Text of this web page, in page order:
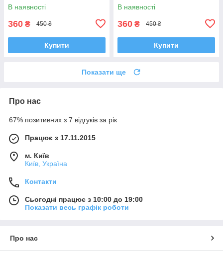
В наявності
360 ₴ 450 ₴
Купити
В наявності
360 ₴ 450 ₴
Купити
Показати ще
Про нас
67% позитивних з 7 відгуків за рік
Працює з 17.11.2015
м. Київ
Київ, Україна
Контакти
Сьогодні працює з 10:00 до 19:00
Показати весь графік роботи
Про нас